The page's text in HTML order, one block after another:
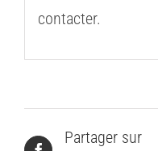
contacter.
Partager sur